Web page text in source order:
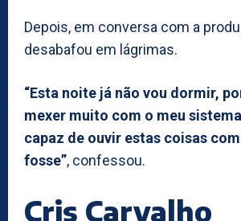
Depois, em conversa com a
desabafou em lágrimas.
“Esta noite já não vou dormir,
mexer muito com o meu
capaz de ouvir estas coisas
fosse”, confessou.
Cris Carvalho